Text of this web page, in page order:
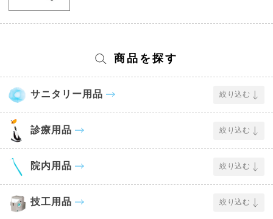
商品を探す
サニタリー用品 絞り込む
診療用品 絞り込む
院内用品 絞り込む
技工用品 絞り込む